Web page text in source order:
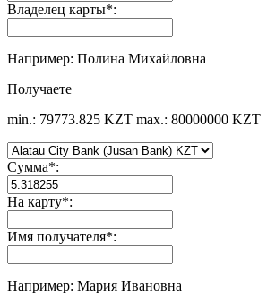
Владелец карты*:
Например: Полина Михайловна
Получаете
min.: 79773.825 KZT max.: 80000000 KZT
Сумма*:
На карту*:
Имя получателя*:
Например: Мария Ивановна